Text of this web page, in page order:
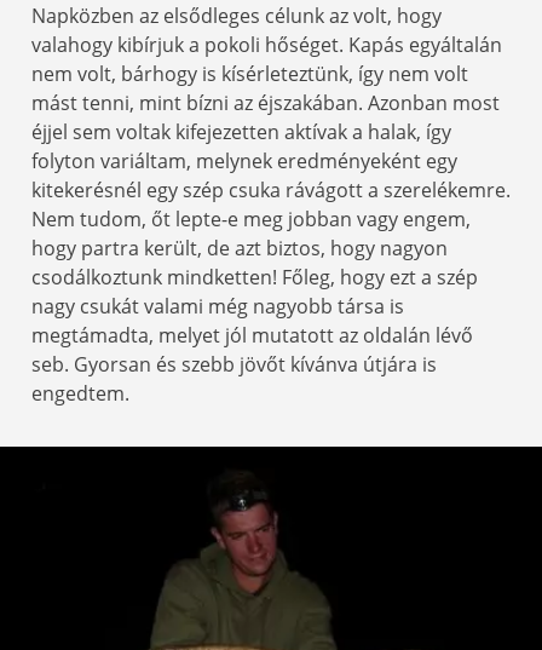
Napközben az elsődleges célunk az volt, hogy
valahogy kibírjuk a pokoli hőséget. Kapás egyáltalán
nem volt, bárhogy is kísérleteztünk, így nem volt
mást tenni, mint bízni az éjszakában. Azonban most
éjjel sem voltak kifejezetten aktívak a halak, így
folyton variáltam, melynek eredményeként egy
kitekerésnél egy szép csuka rávágott a szerelékemre.
Nem tudom, őt lepte-e meg jobban vagy engem,
hogy partra került, de azt biztos, hogy nagyon
csodálkoztunk mindketten! Főleg, hogy ezt a szép
nagy csukát valami még nagyobb társa is
megtámadta, melyet jól mutatott az oldalán lévő
seb. Gyorsan és szebb jövőt kívánva útjára is
engedtem.